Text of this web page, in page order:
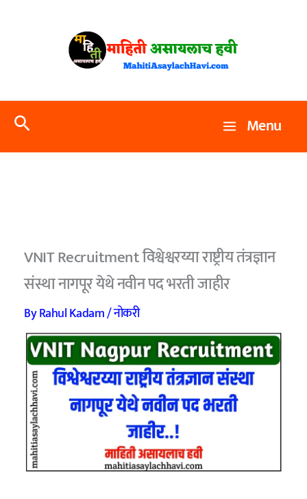
Search Menu
VNIT Recruitment विश्वेश्वरय्या राष्ट्रीय तंत्रज्ञान
संस्था नागपूर येथे नवीन पद भरती जाहीर
ByRahul Kadam/नोकरी